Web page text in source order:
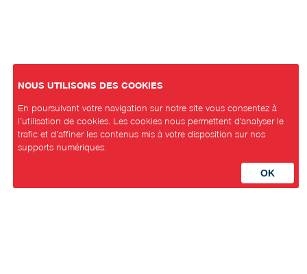
NOUS UTILISONS DES COOKIES
En poursuivant votre navigation sur notre site vous consentez à
l’utilisation de cookies. Les cookies nous permettent d'analyser le
trafic et d’affiner les contenus mis à votre disposition sur nos
supports numériques.